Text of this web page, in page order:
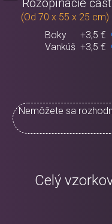
Rozopínacie
(Od 70 x 55 x 25 cm)
Boky
+3,5 €
Vankúš +3,5 €
Nemôžete sa
Celý